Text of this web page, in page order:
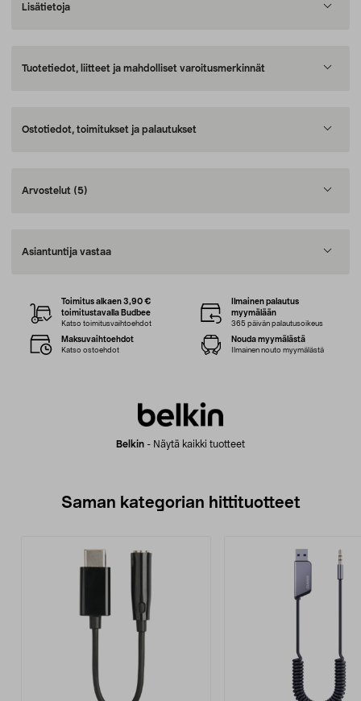
Lisätietoja
Tuotetiedot, liitteet ja mahdolliset varoitusmerkinnät
Ostotiedot, toimitukset ja palautukset
Arvostelut (5)
Asiantuntija vastaa
Belkin - Näytä kaikki tuotteet
Toimitus alkaen 3,90 €
toimitustavalla Budbee
Katso toimitusvaihtoehdot
Ilmainen palautus
myymälään
365 päivän palautusoikeus
Maksuvaihtoehdot
Katso ostoehdot
Nouda myymälästä
Ilmainen nouto myymälästä
Saman kategorian hittituotteet